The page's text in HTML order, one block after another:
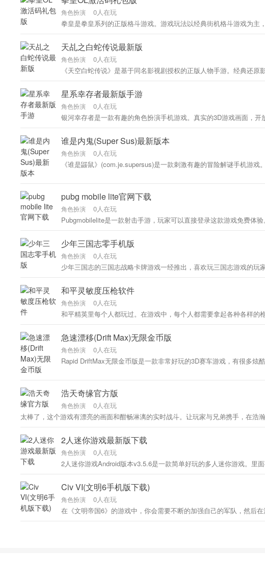
角色扮演
0人在玩
拳皇是拳皇系列的正版格斗游戏。游戏玩法以经典街机格斗游戏为
天乩之白蛇传说最新版
角色扮演
0人在玩
《天空白蛇传说》是基于同名影视剧授权的正版人物手游。经典还
星系幸存者最新版手游
角色扮演
0人在玩
银河幸存者是一款有趣的角色扮演手机游戏。真实的3D游戏画面，
谁是内鬼(Super Sus)最新版本
角色扮演
0人在玩
《谁是鼹鼠》(com.je.supersus)是一款刺激有趣的冒险解谜手机游
pubg mobile lite官网下载
角色扮演
0人在玩
Pubgmobilelite是一款射击手游，玩家可以直接登录这款游戏免费体
少年三国志零手机版
角色扮演
0人在玩
少年三国志的三国志战略卡牌游戏一经推出，喜欢玩三国志游戏的
和平灵敏度压枪软件
角色扮演
0人在玩
和平精英里每个人都玩过。在游戏中，每个人都需要拿起各种各样
急速漂移(Drift Max)无限金币版
角色扮演
0人在玩
Rapid DriftMax无限金币版是一款非常好玩的3D赛车游戏，有很多
浩天奇缘官方版
角色扮演
0人在玩
太棒了，这个游戏有漂亮的画面和酣畅淋漓的实时战斗。让玩家与兄弟携手，在
2人迷你游戏最新版下载
角色扮演
0人在玩
2人迷你游戏Android版本v3.5.6是一款简单好玩的多人迷你游戏。里
Civ VI(文明6手机版下载)
角色扮演
0人在玩
在《文明帝国6》的游戏中，你会需要不断的加强自己的军队，然后